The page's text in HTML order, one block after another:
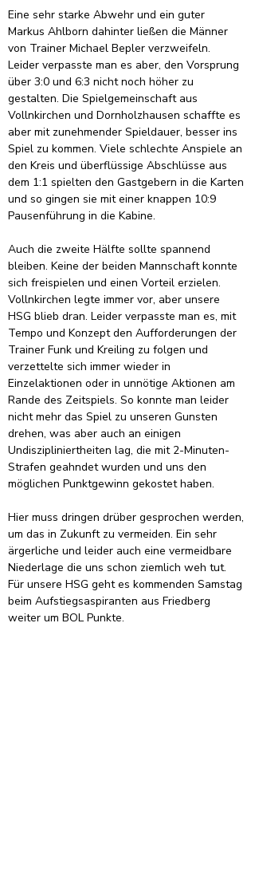
Eine sehr starke Abwehr und ein guter
Markus Ahlborn dahinter ließen die Männer
von Trainer Michael Bepler verzweifeln.
Leider verpasste man es aber, den Vorsprung
über 3:0 und 6:3 nicht noch höher zu
gestalten. Die Spielgemeinschaft aus
Vollnkirchen und Dornholzhausen schaffte es
aber mit zunehmender Spieldauer, besser ins
Spiel zu kommen. Viele schlechte Anspiele an
den Kreis und überflüssige Abschlüsse aus
dem 1:1 spielten den Gastgebern in die Karten
und so gingen sie mit einer knappen 10:9
Pausenführung in die Kabine.
Auch die zweite Hälfte sollte spannend
bleiben. Keine der beiden Mannschaft konnte
sich freispielen und einen Vorteil erzielen.
Vollnkirchen legte immer vor, aber unsere
HSG blieb dran. Leider verpasste man es, mit
Tempo und Konzept den Aufforderungen der
Trainer Funk und Kreiling zu folgen und
verzettelte sich immer wieder in
Einzelaktionen oder in unnötige Aktionen am
Rande des Zeitspiels. So konnte man leider
nicht mehr das Spiel zu unseren Gunsten
drehen, was aber auch an einigen
Undiszipliniertheiten lag, die mit 2-Minuten-
Strafen geahndet wurden und uns den
möglichen Punktgewinn gekostet haben.
Hier muss dringen drüber gesprochen werden,
um das in Zukunft zu vermeiden. Ein sehr
ärgerliche und leider auch eine vermeidbare
Niederlage die uns schon ziemlich weh tut.
Für unsere HSG geht es kommenden Samstag
beim Aufstiegsaspiranten aus Friedberg
weiter um BOL Punkte.